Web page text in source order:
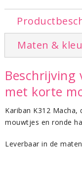
Maten &
Beschrijving
met korte
Kariban K312
mouwtjes en ronde
Leverbaar in de